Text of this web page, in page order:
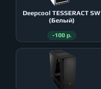
Deepcool TESSERACT SW
(Белый)
-100 р.